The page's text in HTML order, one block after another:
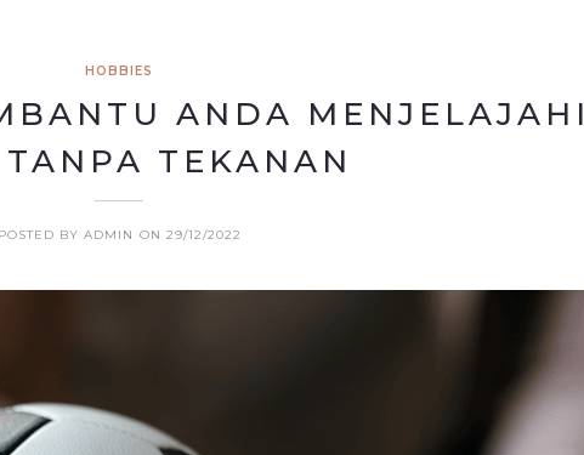
HOBBIES
ANDA MENJELAJAHI
TEKANAN
POSTED BY ADMIN ON 29/12/2022